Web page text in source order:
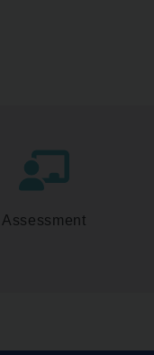
Assessment